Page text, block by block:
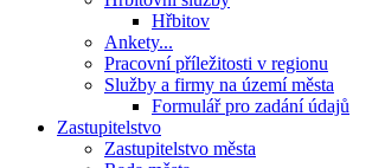
Hřbitov
Ankety...
Pracovní příležitosti v regionu
Služby a firmy na území města
Formulář pro zadání údajů
Zastupitelstvo
Zastupitelstvo města